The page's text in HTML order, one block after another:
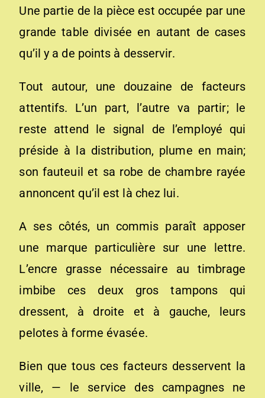
Une partie de la pièce est occupée par une
grande table divisée en autant de cases
qu’il y a de points à desservir.
Tout autour, une douzaine de facteurs
attentifs. L’un part, l’autre va partir; le
reste attend le signal de l’employé qui
préside à la distribution, plume en main;
son fauteuil et sa robe de chambre rayée
annoncent qu’il est là chez lui.
A ses côtés, un commis paraît apposer
une marque particulière sur une lettre.
L’encre grasse nécessaire au timbrage
imbibe ces deux gros tampons qui
dressent, à droite et à gauche, leurs
pelotes à forme évasée.
Bien que tous ces facteurs desservent la
ville, — le service des campagnes ne